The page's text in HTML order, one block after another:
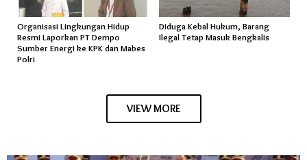
Organisasi Lingkungan Hidup
Resmi Laporkan PT Dempo
Sumber Energi ke KPK dan Mabes
Polri
Diduga Kebal Hukum, Barang
Ilegal Tetap Masuk Bengkalis
VIEW MORE